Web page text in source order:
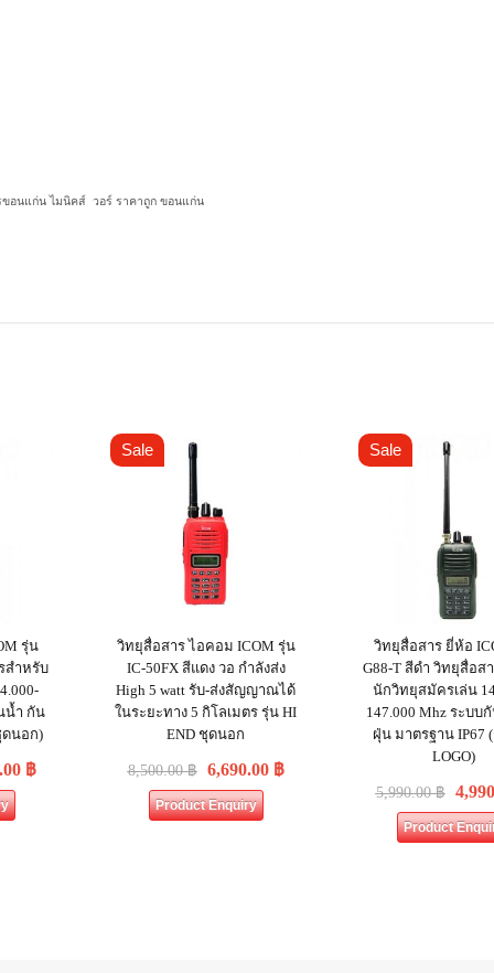
ขอนแก่น ไมนิคส์ วอร์ ราคาถูก ขอนแก่น
รุ่น
สำหรับ
น้ำ กัน
ดนอก)
฿
Sale
วิทยุสื่อสาร ไอคอม ICOM รุ่น
IC-50FX สีแดง วอ กำลังส่ง
High 5 watt รับ-ส่งสัญญาณได้
ในระยะทาง 5 กิโลเมตร รุ่น HI
END ชุดนอก
8,500.00฿ 6,690.00 ฿
Product Enquiry
Sale
วิทยุสื่อสาร ยี่ห้อ
G88-T สีดำ วิทยุสื่อส
นักวิทยุสมัครเล่น
147.000 Mhz ระบบ
ฝุ่น มาตรฐาน IP67
LOGO)
5,990.00฿
Product